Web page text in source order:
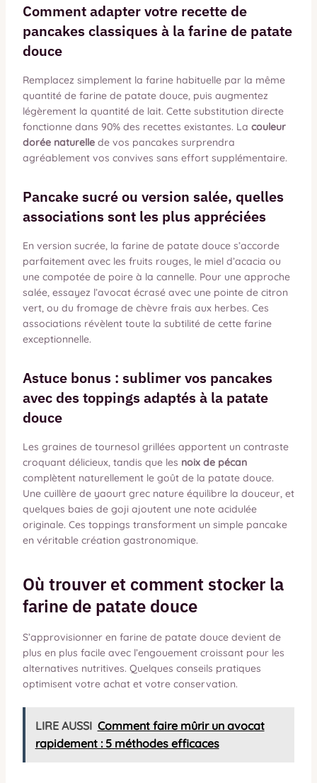
Comment adapter votre recette de
pancakes classiques à la farine de patate
douce
Remplacez simplement la farine habituelle par la même
quantité de farine de patate douce, puis augmentez
légèrement la quantité de lait. Cette substitution directe
fonctionne dans 90% des recettes existantes. La couleur
dorée naturellede vos pancakes surprendra
agréablement vos convives sans effort supplémentaire.
Pancake sucré ou version salée, quelles
associations sont les plus appréciées
En version sucrée, la farine de patate douce s’accorde
parfaitement avec les fruits rouges, le miel d’acacia ou
une compotée de poire à la cannelle. Pour une approche
salée, essayez l’avocat écrasé avec une pointe de citron
vert, ou du fromage de chèvre frais aux herbes. Ces
associations révèlent toute la subtilité de cette farine
exceptionnelle.
Astuce bonus : sublimer vos pancakes
avec des toppings adaptés à la patate
douce
Les graines de tournesol grillées apportent un contraste
croquant délicieux, tandis que les noix de pécan
complètent naturellement le goût de la patate douce.
Une cuillère de yaourt grec nature équilibre la douceur, et
quelques baies de goji ajoutent une note acidulée
originale. Ces toppings transforment un simple pancake
en véritable création gastronomique.
Où trouver et comment stocker la
farine de patate douce
S’approvisionner en farine de patate douce devient de
plus en plus facile avec l’engouement croissant pour les
alternatives nutritives. Quelques conseils pratiques
optimisent votre achat et votre conservation.
LIRE AUSSI Comment faire mûrir un avocat
rapidement : 5 méthodes efficaces